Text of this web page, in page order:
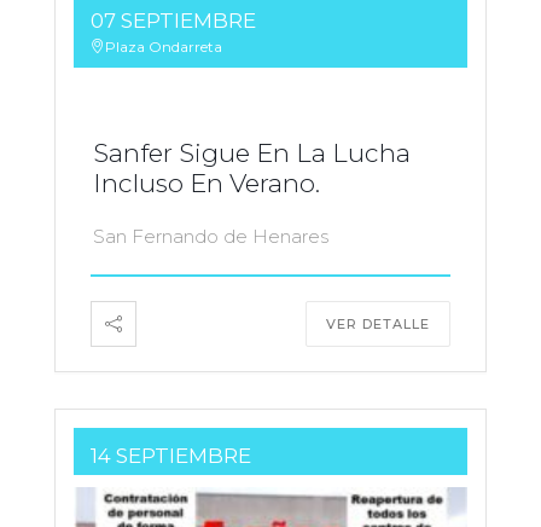
07 SEPTIEMBRE
Plaza Ondarreta
Sanfer Sigue En La Lucha
Incluso En Verano.
San Fernando de Henares
VER DETALLE
14 SEPTIEMBRE